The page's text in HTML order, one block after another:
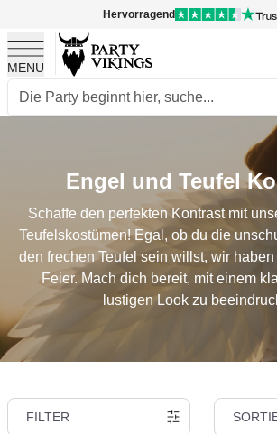
Hervorragend
MENU
Engel und Teufel
Schaffe den perfekten Kontrast mit
Teufelskostümen! Egal, ob du die
den frechen Teufel sein willst, wir
Feier. Mach dich bereit, mit einem
lustigen Look zu
FILTER